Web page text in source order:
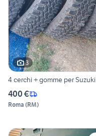
3
4 cerchi + gomme per Suzuki
400 €
Roma (RM)